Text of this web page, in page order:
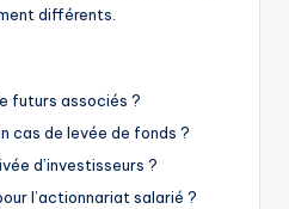
différents.
futurs associés ?
cas de levée de fonds ?
d’investisseurs ?
l’actionnariat salarié ?